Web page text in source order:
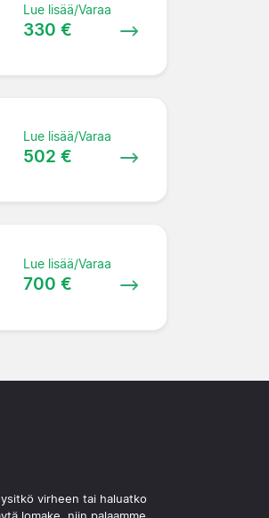
Lue lisää/Varaa
330 €
Lue lisää/Varaa
502 €
Lue lisää/Varaa
700 €
virheen tai haluatko